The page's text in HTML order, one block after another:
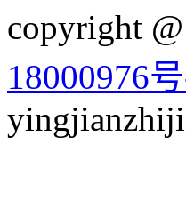
copyright
18000976